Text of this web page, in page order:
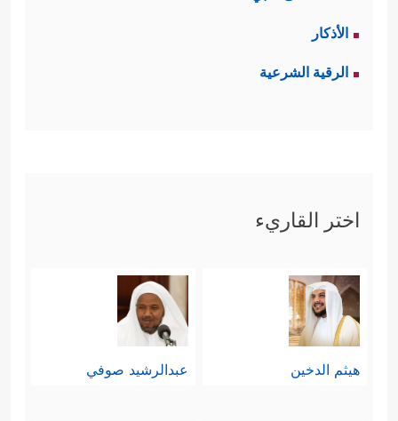
الأذكار
الرقية الشرعية
اختر القاريء
هيثم الدخين عبدالرشيد صوفي